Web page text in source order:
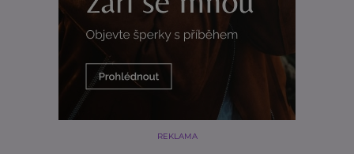
REKLAMA